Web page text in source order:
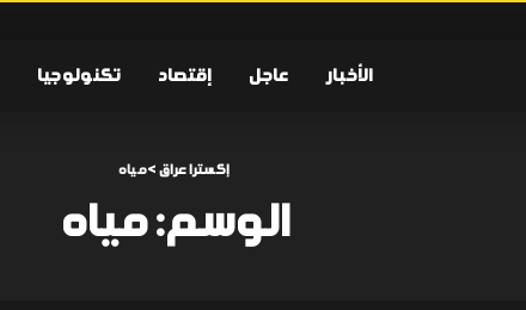
الأخبار عاجل إقتصاد تكنولوجيا
إكسترا عراق >مياه
الوسم:مياه